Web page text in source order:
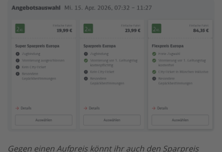
Gegen einen Aufpreis könnt ihr auch den Sparpreis